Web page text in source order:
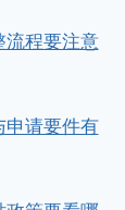
流程要注意
申请要件有